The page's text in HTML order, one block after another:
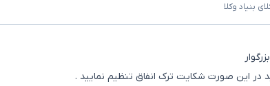
بنیاد وکلا
در این صورت شکایت ترک انفاق تنظیم نمایید .